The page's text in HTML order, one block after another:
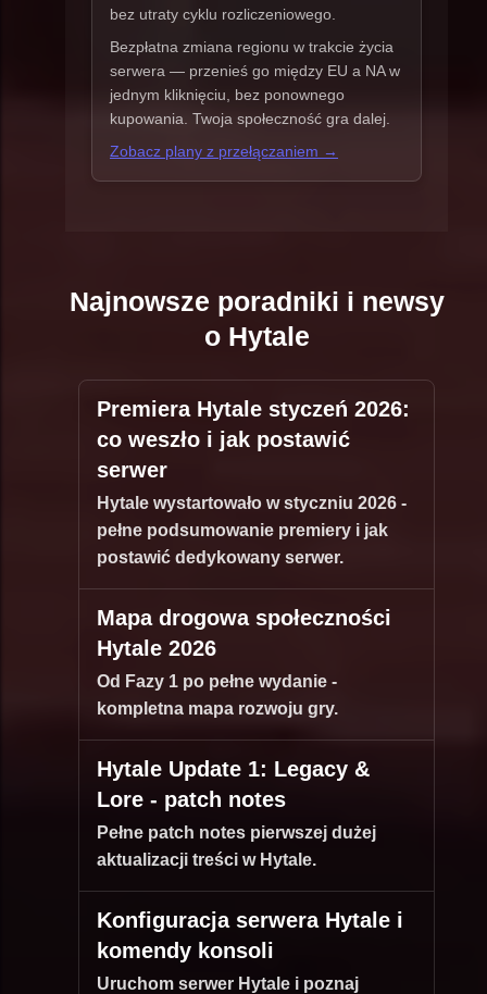
bez utraty cyklu rozliczeniowego.
Bezpłatna zmiana regionu w trakcie życia
serwera — przenieś go między EU a NA w
jednym kliknięciu, bez ponownego
kupowania. Twoja społeczność gra dalej.
Zobacz plany z przełączaniem →
Najnowsze poradniki i newsy
o Hytale
Premiera Hytale styczeń 2026:
co weszło i jak postawić
serwer
Hytale wystartowało w styczniu 2026 -
pełne podsumowanie premiery i jak
postawić dedykowany serwer.
Mapa drogowa społeczności
Hytale 2026
Od Fazy 1 po pełne wydanie -
kompletna mapa rozwoju gry.
Hytale Update 1: Legacy &
Lore - patch notes
Pełne patch notes pierwszej dużej
aktualizacji treści w Hytale.
Konfiguracja serwera Hytale i
komendy konsoli
Uruchom serwer Hytale i poznaj